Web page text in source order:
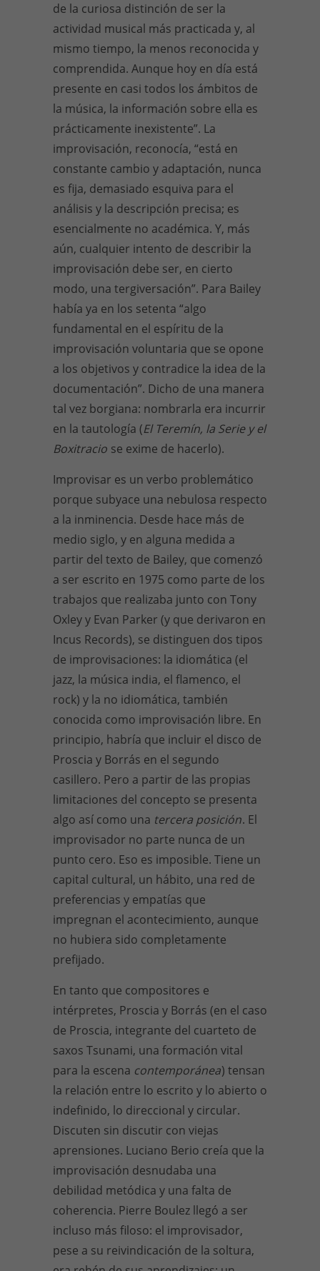
de la curiosa distinción de ser la
actividad musical más practicada y, al
mismo tiempo, la menos reconocida y
comprendida. Aunque hoy en día está
presente en casi todos los ámbitos de
la música, la información sobre ella es
prácticamente inexistente”. La
improvisación, reconocía, “está en
constante cambio y adaptación, nunca
es fija, demasiado esquiva para el
análisis y la descripción precisa; es
esencialmente no académica. Y, más
aún, cualquier intento de describir la
improvisación debe ser, en cierto
modo, una tergiversación”. Para Bailey
había ya en los setenta “algo
fundamental en el espíritu de la
improvisación voluntaria que se opone
a los objetivos y contradice la idea de la
documentación”. Dicho de una manera
tal vez borgiana: nombrarla era incurrir
en la tautología (El Teremín, la Serie y el
Boxitracio se exime de hacerlo).
Improvisar es un verbo problemático
porque subyace una nebulosa respecto
a la inminencia. Desde hace más de
medio siglo, y en alguna medida a
partir del texto de Bailey, que comenzó
a ser escrito en 1975 como parte de los
trabajos que realizaba junto con Tony
Oxley y Evan Parker (y que derivaron en
Incus Records), se distinguen dos tipos
de improvisaciones: la idiomática (el
jazz, la música india, el flamenco, el
rock) y la no idiomática, también
conocida como improvisación libre. En
principio, habría que incluir el disco de
Proscia y Borrás en el segundo
casillero. Pero a partir de las propias
limitaciones del concepto se presenta
algo así como una tercera posición. El
improvisador no parte nunca de un
punto cero. Eso es imposible. Tiene un
capital cultural, un hábito, una red de
preferencias y empatías que
impregnan el acontecimiento, aunque
no hubiera sido completamente
prefijado.
En tanto que compositores e
intérpretes, Proscia y Borrás (en el caso
de Proscia, integrante del cuarteto de
saxos Tsunami, una formación vital
para la escena contemporánea) tensan
la relación entre lo escrito y lo abierto o
indefinido, lo direccional y circular.
Discuten sin discutir con viejas
aprensiones. Luciano Berio creía que la
improvisación desnudaba una
debilidad metódica y una falta de
coherencia. Pierre Boulez llegó a ser
incluso más filoso: el improvisador,
pese a su reivindicación de la soltura,